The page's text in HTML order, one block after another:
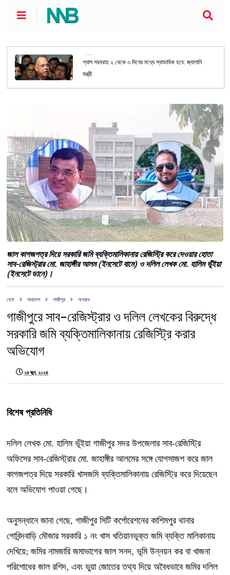
গ্যাস সরবরাহ ২ থেকে ৩ দিনের মধ্যে স্বাভাবিক হবে: জ্বালানি
মন্ত্রী
জাল কাগজপত্র দিয়ে সরকারি জমি ব্যক্তিমালিকানায় রেজিস্ট্রি করে দেওয়ার হোতা
সাব-রেজিস্ট্রার মো. জাহাঙ্গীর আলম (ইনসেটে বামে) ও দলিল লেখক মো. হালিম ভূঁইয়া
(ইনসেটে ডানে)।
হোম সারাদেশ গাজীপুর অপরাধ
গাজীপুরে সাব-রেজিস্ট্রার ও দলিল লেখকের বিরুদ্ধে
সরকারি জমি ব্যক্তিমালিকানায় রেজিস্ট্রি করার
অভিযোগ
২৪ জুন, ২০২৪
বিশেষ প্রতিনিধি
দলিল লেখক মো. হালিম ভূঁইয়া গাজীপুর সদর উপজেলার সাব-রেজিস্ট্রি
অফিসের সাব-রেজিস্ট্রার মো. জাহাঙ্গীর আলমের সঙ্গে যোগসাজশ করে জাল
কাগজপত্র দিয়ে সরকারি খাসজমি ব্যক্তিমালিকানায় রেজিস্ট্রি করে দিয়েছেন
বলে অভিযোগ পাওয়া গেছে।
অনুসন্ধানে জানা গেছে, গাজীপুর সিটি কর্পোরেশনের কাশিমপুর থানার
গোবিন্দবাড়ি মৌজার সরকারি ১ নং খাস খতিয়ানভূক্ত জমি ব্যক্তি মালিকানায়
দেখিয়ে; জমির নামজারি জমাভাগের জাল সনদ, ভূমি উন্নয়ন কর বা খাজনা
পরিশোধের জাল রশিদ, এবং ভুয়া জোতের তথ্য দিয়ে অবৈধভাবে জমির দলিল